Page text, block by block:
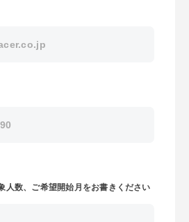
⼈数、ご希望開始⽉をお書きください